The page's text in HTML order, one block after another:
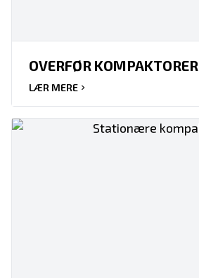
OVERFØR KOMPAKTORER
LÆR MERE